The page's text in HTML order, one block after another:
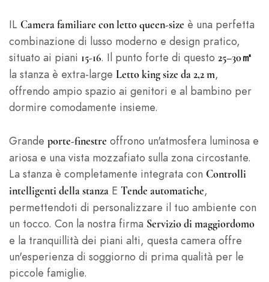
IL Camera familiare con letto queen-size è una perfetta
combinazione di lusso moderno e design pratico,
situato ai piani 15-16. Il punto forte di questo 25–30㎡
la stanza è extra-large Letto king size da 2,2 m,
offrendo ampio spazio ai genitori e al bambino per
dormire comodamente insieme.
Grande porte-finestre offrono un'atmosfera luminosa e
ariosa e una vista mozzafiato sulla zona circostante.
La stanza è completamente integrata con Controlli
intelligenti della stanza E Tende automatiche,
permettendoti di personalizzare il tuo ambiente con
un tocco. Con la nostra firma Servizio di maggiordomo
e la tranquillità dei piani alti, questa camera offre
un'esperienza di soggiorno di prima qualità per le
piccole famiglie.